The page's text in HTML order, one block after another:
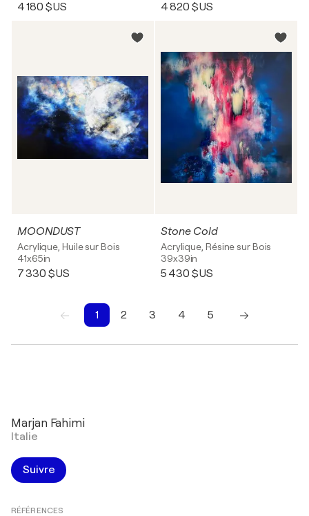
4 180 $US 4 820 $US
MOONDUST
Acrylique, Huile sur Bois
41x65in
7 330 $US
Stone Cold
Acrylique, Résine sur Bois
39x39in
5 430 $US
1 2 3 4
5
Marjan Fahimi
Italie
Suivre
RÉFÉRENCES